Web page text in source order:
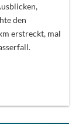
den
erstreckt, mal